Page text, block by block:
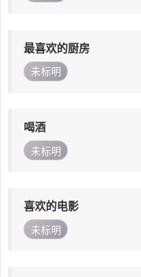
最喜欢的厨房
未标明
喝酒
未标明
喜欢的电影
未标明